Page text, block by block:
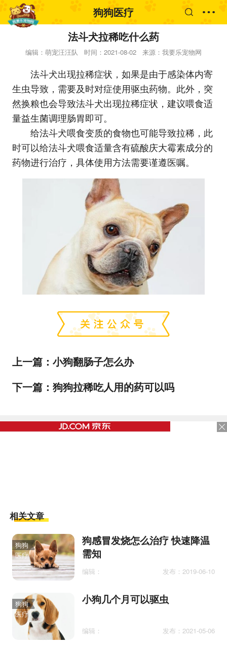
狗狗医疗
法斗犬拉稀吃什么药
编辑：萌宠汪汪队 时间：2021-08-02 来源：我要乐宠物网
法斗犬出现拉稀症状，如果是由于感染体内寄
生虫导致，需要及时对症使用驱虫药物。此外，突
然换粮也会导致法斗犬出现拉稀症状，建议喂食适
量益生菌调理肠胃即可。
给法斗犬喂食变质的食物也可能导致拉稀，此
时可以给法斗犬喂食适量含有硫酸庆大霉素成分的
药物进行治疗，具体使用方法需要谨遵医嘱。
上一篇： 小狗翻肠子怎么办
下一篇： 狗狗拉稀吃人用的药可以吗
相关文章
狗狗
医疗
狗感冒发烧怎么治疗 快速降温
需知
编辑： 发布：2019-06-10
狗狗
医疗
小狗几个月可以驱虫
编辑： 发布：2021-05-06